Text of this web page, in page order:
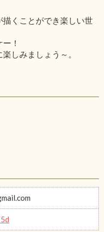
くことができ楽しい世
！
しみましょう～。